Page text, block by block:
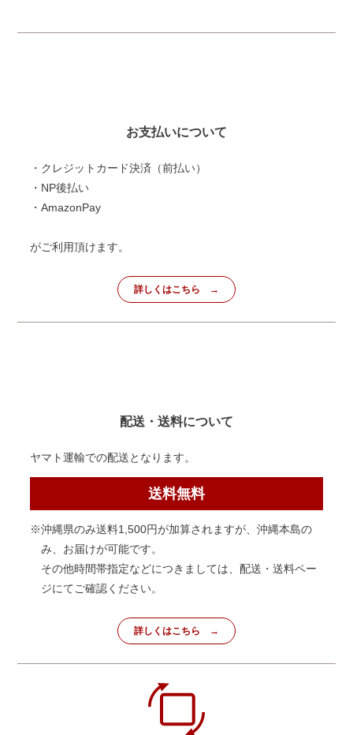
お支払いについて
・クレジットカード決済（前払い）
・NP後払い
・AmazonPay
がご利用頂けます。
詳しくはこちら
配送・送料について
ヤマト運輸での配送となります。
送料無料
※沖縄県のみ送料1,500円が加算されますが、沖縄本島の
み、お届けが可能です。
その他時間帯指定などにつきましては、配送・送料ペー
ジにてご確認ください。
詳しくはこちら